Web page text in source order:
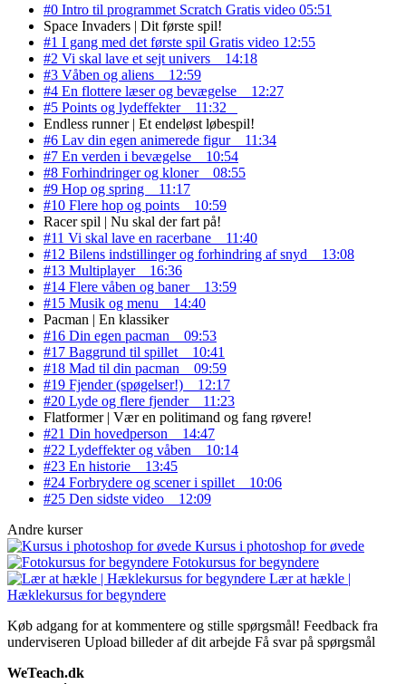
#0 Intro til programmet Scratch Gratis video 05:51
Space Invaders | Dit første spil!
#1 I gang med det første spil Gratis video 12:55
#2 Vi skal lave et sejt univers
14:18
#3 Våben og aliens
12:59
#4 En flottere læser og bevægelse
12:27
#5 Points og lydeffekter
11:32
Endless runner | Et endeløst løbespil!
#6 Lav din egen animerede figur
11:34
#7 En verden i bevægelse
10:54
#8 Forhindringer og kloner
08:55
#9 Hop og spring
11:17
#10 Flere hop og points
10:59
Racer spil | Nu skal der fart på!
#11 Vi skal lave en racerbane
11:40
#12 Bilens indstillinger og forhindring af snyd
13:08
#13 Multiplayer
16:36
#14 Flere våben og baner
13:59
#15 Musik og menu
14:40
Pacman | En klassiker
#16 Din egen pacman
09:53
#17 Baggrund til spillet
10:41
#18 Mad til din pacman
09:59
#19 Fjender (spøgelser!)
12:17
#20 Lyde og flere fjender
11:23
Flatformer | Vær en politimand og fang røvere!
#21 Din hovedperson
14:47
#22 Lydeffekter og våben
10:14
#23 En historie
13:45
#24 Forbrydere og scener i spillet
10:06
#25 Den sidste video
12:09
Andre kurser
Kursus i photoshop for øvede
Fotokursus for begyndere
Lær at hækle |
Hæklekursus for begyndere
Køb adgang for at kommentere og stille spørgsmål! Feedback fra
underviseren Upload billeder af dit arbejde Få svar på spørgsmål
WeTeach.dk